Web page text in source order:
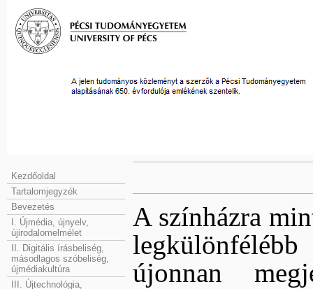
Kezdőoldal
Tartalomjegyzék
Bevezetés
I. Újmédia, újnyelv,
újirodalomelmélet
II. Digitális írásbeliség,
másodlagos szóbeliség,
újmédiakultúra
III. Újtechnológia,
A színházra
újonnan